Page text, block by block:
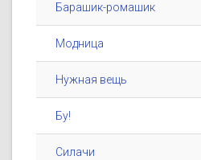
Барашик-ромашик
Модница
Нужная вещь
Бу!
Силачи